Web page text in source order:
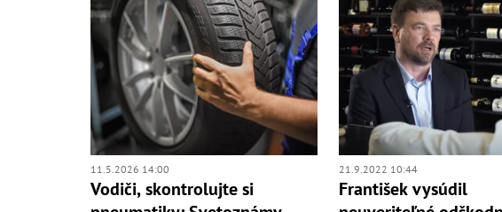
11.5.2026 14:00
Vodiči, skontrolujte si
21.9.2022 10:44
František vysúdil